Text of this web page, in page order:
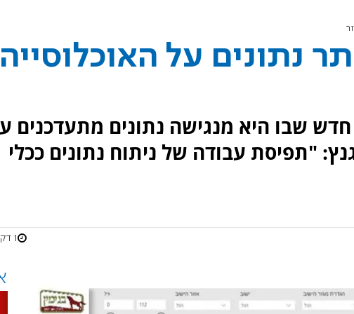
נתונים על האוכלוסייה
שבו היא מנגישה נתונים מתעדכנים
"תפיסת עבודה של ניתוח נתונים ככלי
1 דקות